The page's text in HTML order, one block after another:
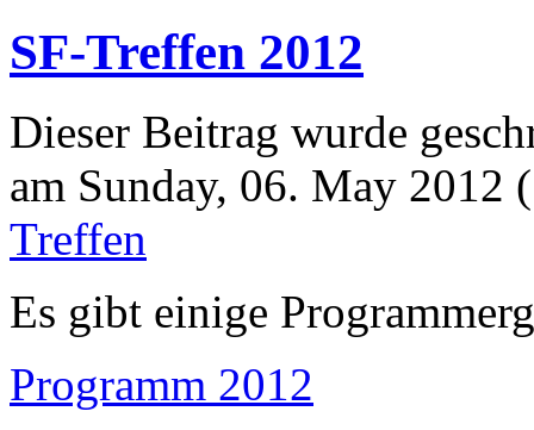
SF-Treffen 2012
Dieser Beitrag wurde
am Sunday, 06. May 2012
Treffen
Es gibt einige
Programm 2012